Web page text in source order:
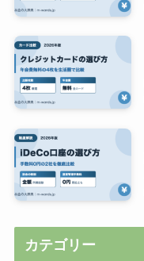
カテゴリー